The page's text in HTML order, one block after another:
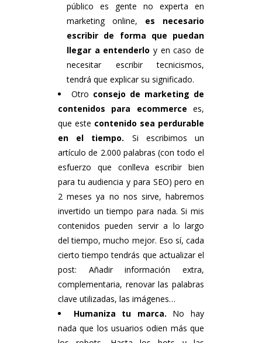
público es gente no experta en
marketing online, es necesario
escribir de forma que puedan
llegar a entenderlo y en caso de
necesitar escribir tecnicismos,
tendrá que explicar su significado.
Otro consejo de marketing de
contenidos
para ecommerce es,
que este contenido sea perdurable
en el tiempo. Si escribimos un
artículo de 2.000 palabras (con todo el
esfuerzo que conlleva escribir bien
para tu audiencia y para SEO) pero en
2 meses ya no nos sirve, habremos
invertido un tiempo para nada. Si mis
contenidos pueden servir a lo largo
del tiempo, mucho mejor. Eso sí, cada
cierto tiempo tendrás que actualizar el
post: Añadir información extra,
complementaria, renovar las palabras
clave utilizadas, las imágenes…
Humaniza tu marca. No hay
nada que los usuarios odien más que